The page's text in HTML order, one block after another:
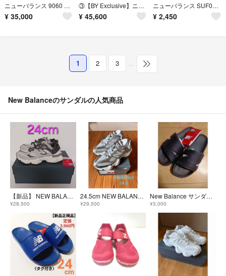
ニューバランス 9060 サマー サンダル 24.5cm
¥ 35,000
③【BY Exclusive】ニューバランス U90609IH 23.5cm
¥ 45,600
ニューバランス SUF050 F2 シューズ サンダル Sandal
¥ 2,450
1 2 3 …
New Balanceのサンダルの人気商品
【新品】 NEW BALANCE ニューバランス 90/60 Summer 9060 24
¥28,500
24.5cm NEW BALANCE U9060Sv1 9060 Summer
¥29,500
New Balance サンダル SUF20SA1 23cm 黒 ブラック
¥3,000